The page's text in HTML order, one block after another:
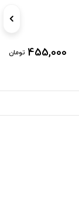
455,000 تومان